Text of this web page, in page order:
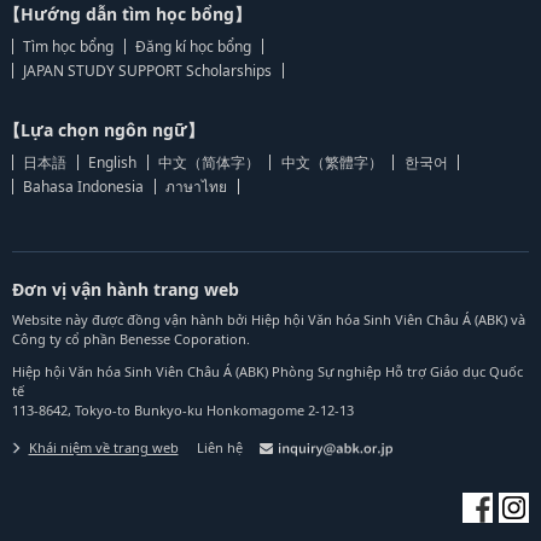
【Hướng dẫn tìm học bổng】
Tìm học bổng
Đăng kí học bổng
JAPAN STUDY SUPPORT Scholarships
【Lựa chọn ngôn ngữ】
日本語 English 中文（简体字） 中文（繁體字）
한국어
Bahasa Indonesia
ภาษาไทย
Đơn vị vận hành trang web
Website này được đồng vận hành bởi Hiệp hội Văn hóa Sinh Viên Châu Á (ABK) và
Công ty cổ phần Benesse Coporation.
Hiệp hội Văn hóa Sinh Viên Châu Á (ABK) Phòng Sự nghiệp Hỗ trợ Giáo dục Quốc
tế
113-8642, Tokyo-to Bunkyo-ku Honkomagome 2-12-13
Khái niệm về trang web Liên hệ